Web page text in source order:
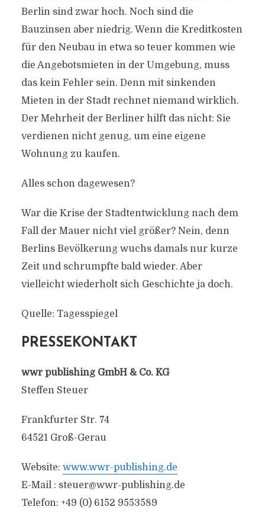
Berlin sind zwar hoch. Noch sind die
Bauzinsen aber niedrig. Wenn die Kreditkosten
für den Neubau in etwa so teuer kommen wie
die Angebotsmieten in der Umgebung, muss
das kein Fehler sein. Denn mit sinkenden
Mieten in der Stadt rechnet niemand wirklich.
Der Mehrheit der Berliner hilft das nicht: Sie
verdienen nicht genug, um eine eigene
Wohnung zu kaufen.
Alles schon dagewesen?
War die Krise der Stadtentwicklung nach dem
Fall der Mauer nicht viel größer? Nein, denn
Berlins Bevölkerung wuchs damals nur kurze
Zeit und schrumpfte bald wieder. Aber
vielleicht wiederholt sich Geschichte ja doch.
Quelle: Tagesspiegel
PRESSEKONTAKT
wwr publishing GmbH & Co. KG
Steffen Steuer
Frankfurter Str. 74
64521 Groß-Gerau
Website: www.wwr-publishing.de
E-Mail : steuer@wwr-publishing.de
Telefon: +49 (0) 6152 9553589